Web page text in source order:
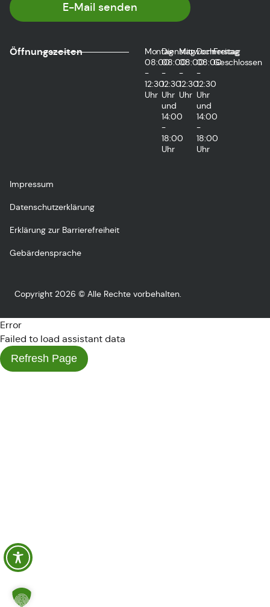
E-Mail senden
Öffnungszeiten
Montag
08:00
-
12:30
Uhr
Dienstag
08:00
-
12:30
Uhr
und
14:00
-
18:00
Uhr
Mittwoch
08:00
-
12:30
Uhr
Donnerstag
08:00
-
12:30
Uhr
und
14:00
-
18:00
Uhr
Freitag
Geschlossen
Impressum
Datenschutzerklärung
Erklärung zur Barrierefreiheit
Gebärdensprache
Copyright 2026 © Alle Rechte vorbehalten.
Error
Failed to load assistant data
Refresh Page